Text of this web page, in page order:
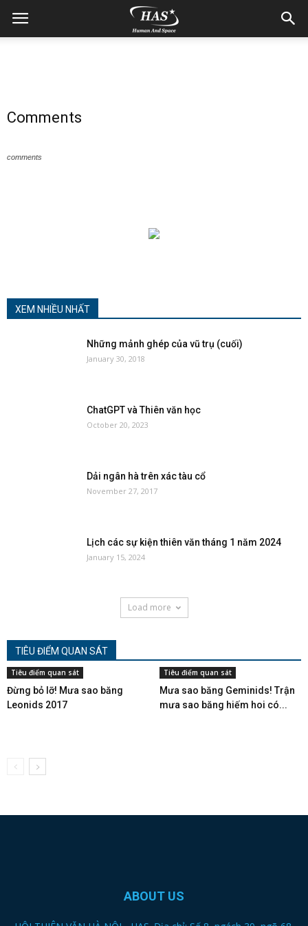
Comments
comments
XEM NHIỀU NHẤT
Những mảnh ghép của vũ trụ (cuối)
January 30, 2018
ChatGPT và Thiên văn học
October 20, 2023
Dải ngân hà trên xác tàu cổ
November 27, 2017
Lịch các sự kiện thiên văn tháng 1 năm 2024
January 15, 2024
Load more
TIÊU ĐIỂM QUAN SÁT
Tiêu điểm quan sát
Đừng bỏ lỡ! Mưa sao băng
Leonids 2017
Tiêu điểm quan sát
Mưa sao băng Geminids! Trận
mưa sao băng hiếm hoi có...
ABOUT US